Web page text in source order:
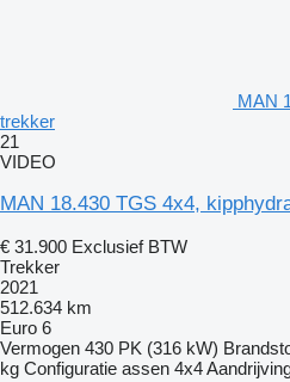
MAN
trekker
21
VIDEO
MAN 18.430 TGS 4x4,
€ 31.900 Exclusief BTW
Trekker
2021
512.634 km
Euro 6
Vermogen 430 PK (316 kW)
kg Configuratie assen 4x4